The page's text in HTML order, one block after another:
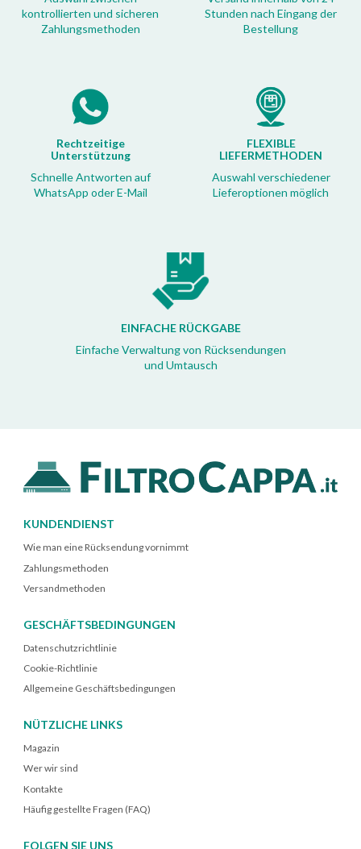
kontrollierten und sicheren
Zahlungsmethoden
Stunden nach Eingang der
Bestellung
Rechtzeitige
Unterstützung
Schnelle Antworten auf
WhatsApp oder E-Mail
FLEXIBLE
LIEFERMETHODEN
Auswahl verschiedener
Lieferoptionen möglich
EINFACHE RÜCKGABE
Einfache Verwaltung von Rücksendungen
und Umtausch
KUNDENDIENST
Wie man eine Rücksendung vornimmt
Zahlungsmethoden
Versandmethoden
GESCHÄFTSBEDINGUNGEN
Datenschutzrichtlinie
Cookie-Richtlinie
Allgemeine Geschäftsbedingungen
NÜTZLICHE LINKS
Magazin
Wer wir sind
Kontakte
Häufig gestellte Fragen (FAQ)
FOLGEN SIE UNS